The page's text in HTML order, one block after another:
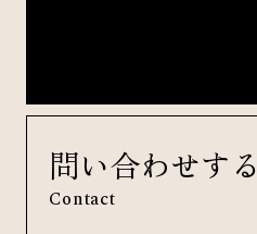
問い合わせする
Contact